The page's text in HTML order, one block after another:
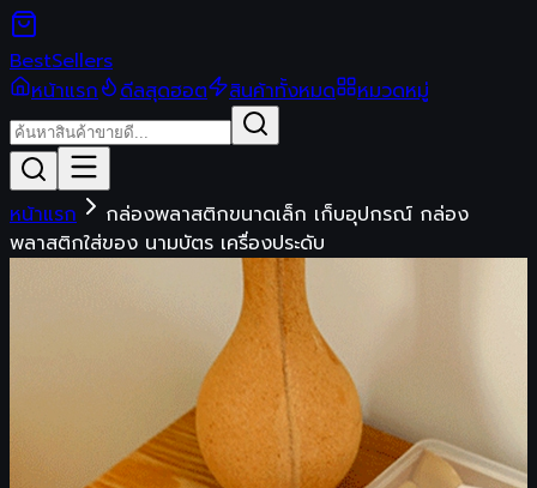
BestSellers
หน้าแรก
ดีลสุดฮอต สินค้าทั้งหมด หมวดหมู่
หน้าแรก
กล่องพลาสติกขนาดเล็ก เก็บอุปกรณ์ กล่อง
พลาสติกใส่ของ นามบัตร เครื่องประดับ